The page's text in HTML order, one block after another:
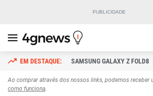
SAMSUNG GALAXY Z FOLD8
Ao comprar através dos nossos links, podemos receber
como funciona.